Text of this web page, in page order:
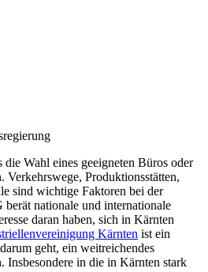
Wahl eines geeigneten Büros oder
Verkehrswege, Produktionsstätten,
sind wichtige Faktoren bei der
nationale und internationale
daran haben, sich in Kärnten
Kärnten ist ein
geht, ein weitreichendes
Insbesondere in die in Kärnten stark